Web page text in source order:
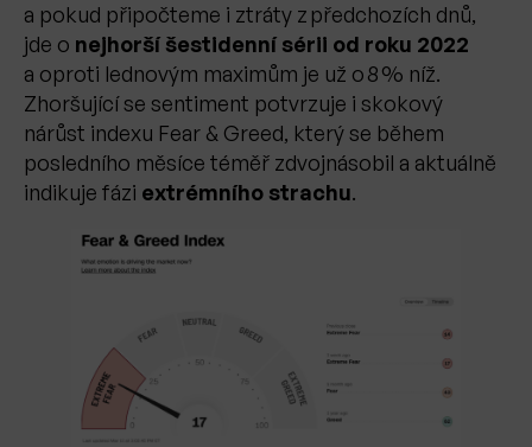
a pokud připočteme i ztráty z předchozích dnů,
jde o nejhorší šesti­denní sérii od roku 2022
a oproti lednovým maximům je už o 8 % níž.
Zhoršující se sentiment potvrzuje i skokový
nárůst indexu Fear & Greed, který se během
posledního měsíce téměř zdvojnásobil a aktuálně
indikuje fázi extrémního strachu.